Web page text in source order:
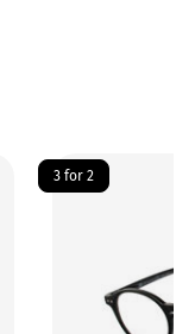
3 for 2